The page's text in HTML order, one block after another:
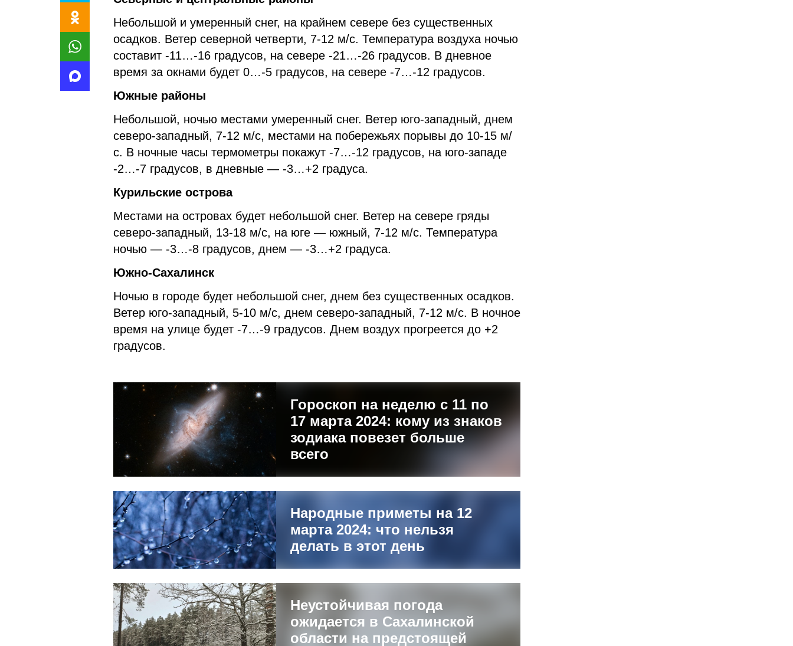
Небольшой и умеренный снег, на крайнем севере без существенных
осадков. Ветер северной четверти, 7-12 м/с. Температура воздуха ночью
составит -11…-16 градусов, на севере -21…-26 градусов. В дневное
время за окнами будет 0…-5 градусов, на севере -7…-12 градусов.
Южные районы
Небольшой, ночью местами умеренный снег. Ветер юго-западный, днем
северо-западный, 7-12 м/с, местами на побережьях порывы до 10-15 м/
с. В ночные часы термометры покажут -7…-12 градусов, на юго-западе
-2…-7 градусов, в дневные — -3…+2 градуса.
Курильские острова
Местами на островах будет небольшой снег. Ветер на севере гряды
северо-западный, 13-18 м/с, на юге — южный, 7-12 м/с. Температура
ночью — -3…-8 градусов, днем — -3…+2 градуса.
Южно-Сахалинск
Ночью в городе будет небольшой снег, днем без существенных осадков.
Ветер юго-западный, 5-10 м/с, днем северо-западный, 7-12 м/с. В ночное
время на улице будет -7…-9 градусов. Днем воздух прогреется до +2
градусов.
Гороскоп на неделю с 11 по
17 марта 2024: кому из знаков
зодиака повезет больше
всего
Народные приметы на 12
марта 2024: что нельзя
делать в этот день
Неустойчивая погода
ожидается в Сахалинской
области на предстоящей